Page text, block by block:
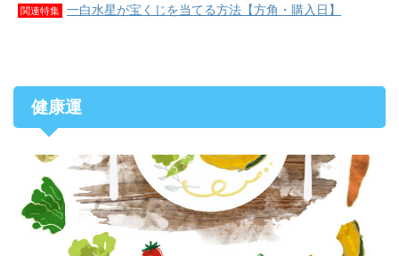
関連特集 一白水星が宝くじを当てる方法【方角・購入日】
健康運